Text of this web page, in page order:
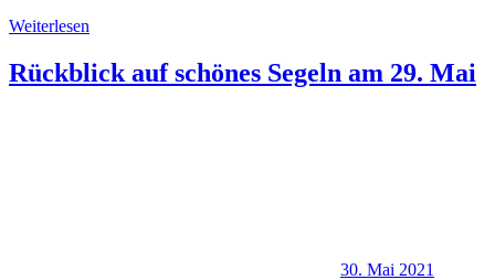
Weiterlesen
Rückblick auf schönes Segeln am 29. Mai
30. Mai 2021